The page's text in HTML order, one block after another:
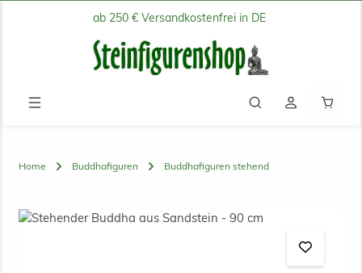
Zum Hauptinhalt springenab 250 € Versandkostenfrei in DE
Home Buddhafiguren Buddhafiguren stehend
Bildergalerie überspringen